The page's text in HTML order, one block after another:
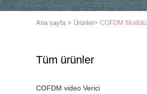
Ana sayfa > Ürünler> COFDM Modülü
Tüm ürünler
COFDM video Verici